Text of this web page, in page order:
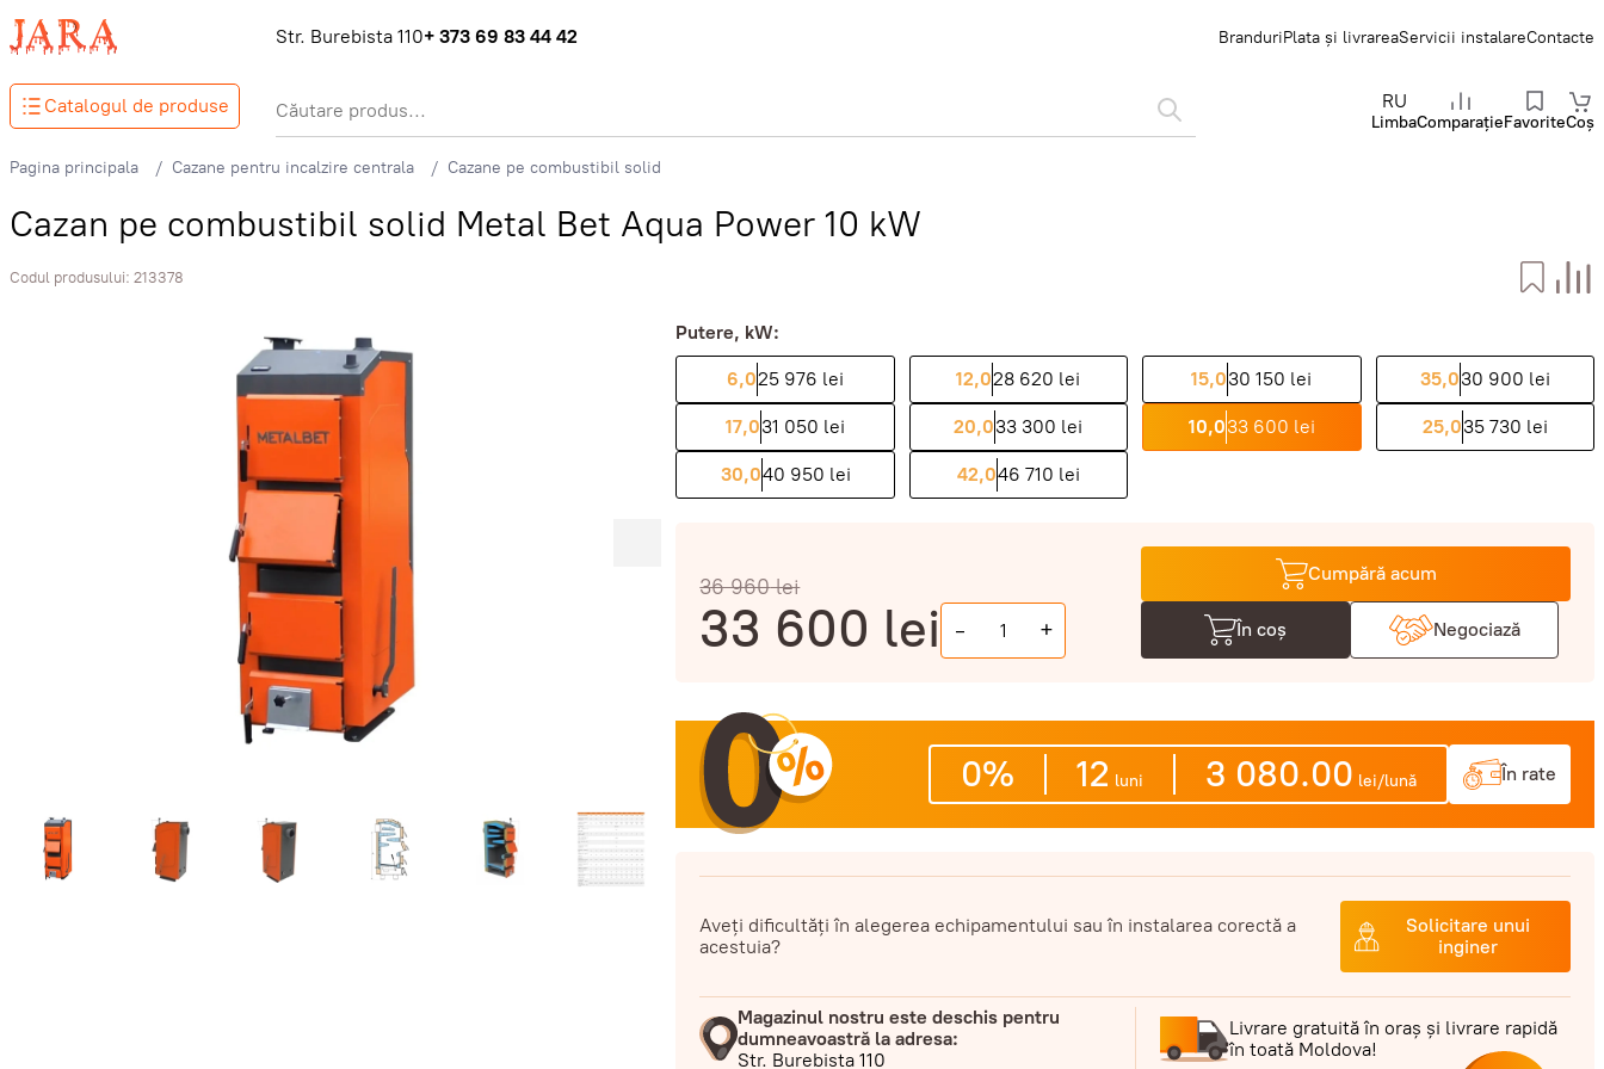
Str. Burebista 110+ 373 69 83 44 42 BranduriPlata și livrareaServicii instalareContacte
Catalogul de produse RU
LimbaComparațieFavoriteCoș
Pagina principala Cazane pentru incalzire centrala Cazane pe combustibil solid
Cazan pe combustibil solid Metal Bet Aqua Power 10 kW
Codul produsului: 213378
Putere, kW:
6,025 976 lei 12,028 620 lei 15,030 150 lei 35,030 900 lei
17,031 050 lei 20,033 300 lei 10,033 600 lei 25,035 730 lei
30,040 950 lei 42,046 710 lei
36 960lei
33 600 lei - +
Cumpără acum
În coș Negociază
0% 12 luni 3 080.00 lei/lună În rate
Aveți dificultăți în alegerea echipamentului sau în instalarea corectă a
acestuia?
Solicitare unui
inginer
Magazinul nostru este deschis pentru
dumneavoastră la adresa:
Str. Burebista 110
Livrare gratuită în oraș și livrare rapidă
în toată Moldova!